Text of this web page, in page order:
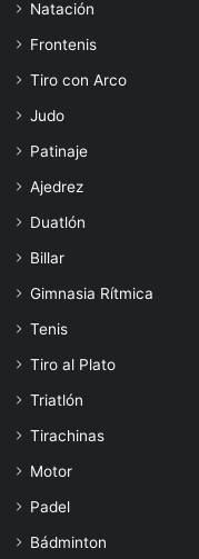
Natación
Frontenis
Tiro con Arco
Judo
Patinaje
Ajedrez
Duatlón
Billar
Gimnasia Rítmica
Tenis
Tiro al Plato
Triatlón
Tirachinas
Motor
Padel
Bádminton